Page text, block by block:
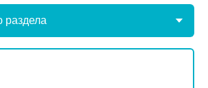
раздела